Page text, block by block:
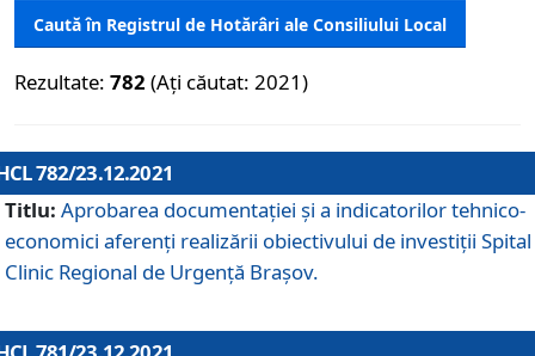
Caută în Registrul de Hotărâri ale Consiliului Local
Rezultate: 782 (Ați căutat: 2021)
782/23.12.2021
Titlu: Aprobarea documentației și a indicatorilor tehnico-
economici aferenți realizării obiectivului de investiții Spital
Clinic Regional de Urgență Brașov.